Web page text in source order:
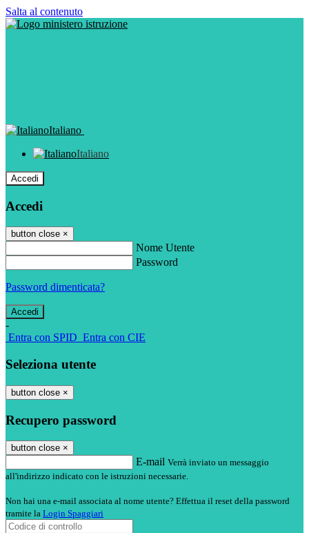
Salta al contenuto
Italiano
Italiano
Accedi
Accedi
button close ×
Nome Utente
Password
Password dimenticata?
-
Entra con SPID Entra con CIE
Seleziona utente
button close ×
Recupero password
button close ×
E-mail Verrà inviato un messaggio
all'indirizzo indicato con le istruzioni necessarie.
Non hai una e-mail associata al nome utente? Effettua il reset della password
tramite la Login Spaggiari